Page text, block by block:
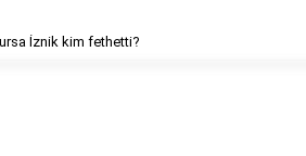
İznik kim fethetti?